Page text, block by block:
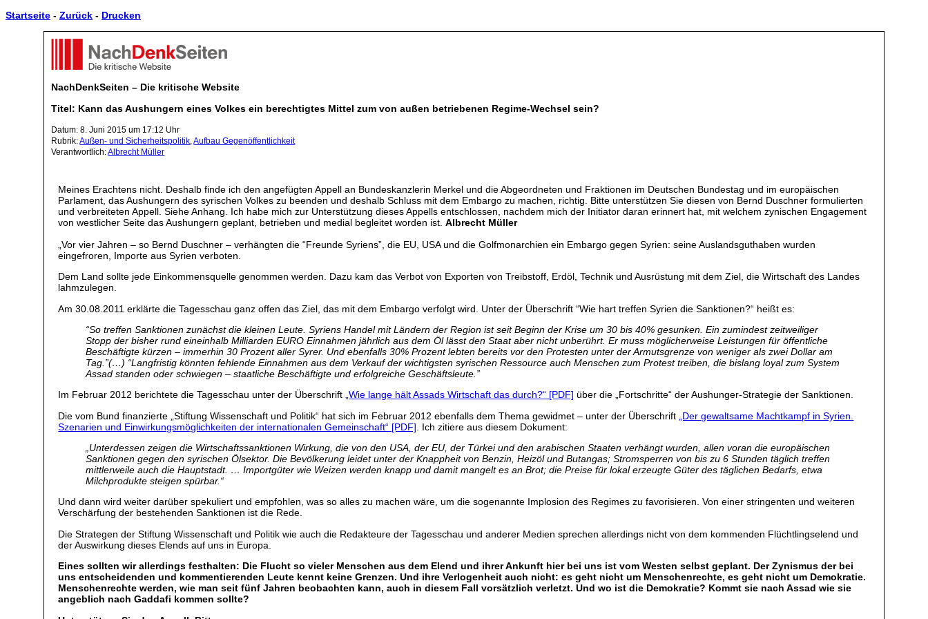
Startseite - Zurück - Drucken
NachDenkSeiten – Die kritische Website
Titel: Kann das Aushungern eines Volkes ein berechtigtes Mittel zum von außen betriebenen Regime-Wechsel sein?
Datum: 8. Juni 2015 um 17:12 Uhr
Rubrik:Außen- und Sicherheitspolitik,Aufbau Gegenöffentlichkeit
Verantwortlich:Albrecht Müller
Meines Erachtens nicht. Deshalb finde ich den angefügten Appell an Bundeskanzlerin Merkel und die Abgeordneten und Fraktionen im Deutschen Bundestag und im europäischen
Parlament, das Aushungern des syrischen Volkes zu beenden und deshalb Schluss mit dem Embargo zu machen, richtig. Bitte unterstützen Sie diesen von Bernd Duschner formulierten
und verbreiteten Appell. Siehe Anhang. Ich habe mich zur Unterstützung dieses Appells entschlossen, nachdem mich der Initiator daran erinnert hat, mit welchem zynischen Engagement
von westlicher Seite das Aushungern geplant, betrieben und medial begleitet worden ist.Albrecht Müller
„Vor vier Jahren – so Bernd Duschner – verhängten die “Freunde Syriens”, die EU, USA und die Golfmonarchien ein Embargo gegen Syrien: seine Auslandsguthaben wurden
eingefroren, Importe aus Syrien verboten.
Dem Land sollte jede Einkommensquelle genommen werden. Dazu kam das Verbot von Exporten von Treibstoff, Erdöl, Technik und Ausrüstung mit dem Ziel, die Wirtschaft des Landes
lahmzulegen.
Am 30.08.2011 erklärte die Tagesschau ganz offen das Ziel, das mit dem Embargo verfolgt wird. Unter der Überschrift “Wie hart treffen Syrien die Sanktionen?“ heißt es:
“So treffen Sanktionen zunächst die kleinen Leute. Syriens Handel mit Ländern der Region ist seit Beginn der Krise um 30 bis 40% gesunken. Ein zumindest zeitweiliger
Stopp der bisher rund eineinhalb Milliarden EURO Einnahmen jährlich aus dem Öl lässt den Staat aber nicht unberührt. Er muss möglicherweise Leistungen für öffentliche
Beschäftigte kürzen – immerhin 30 Prozent aller Syrer. Und ebenfalls 30% Prozent lebten bereits vor den Protesten unter der Armutsgrenze von weniger als zwei Dollar am
Tag.”(…) “Langfristig könnten fehlende Einnahmen aus dem Verkauf der wichtigsten syrischen Ressource auch Menschen zum Protest treiben, die bislang loyal zum System
Assad standen oder schwiegen – staatliche Beschäftigte und erfolgreiche Geschäftsleute.”
Im Februar 2012 berichtete die Tagesschau unter der Überschrift„Wie lange hält Assads Wirtschaft das durch?“ [PDF] über die „Fortschritte“ der Aushunger-Strategie der Sanktionen.
Die vom Bund finanzierte „Stiftung Wissenschaft und Politik“ hat sich im Februar 2012 ebenfalls dem Thema gewidmet – unter der Überschrift
„Der gewaltsame Machtkampf in Syrien.
Szenarien und Einwirkungsmöglichkeiten der internationalen Gemeinschaft“ [PDF] . Ich zitiere aus diesem Dokument:
„Unterdessen zeigen die Wirtschaftssanktionen Wirkung, die von den USA, der EU, der Türkei und den arabischen Staaten verhängt wurden, allen voran die europäischen
Sanktionen gegen den syrischen Ölsektor. Die Bevölkerung leidet unter der Knappheit von Benzin, Heizöl und Butangas; Stromsperren von bis zu 6 Stunden täglich treffen
mittlerweile auch die Hauptstadt. … Importgüter wie Weizen werden knapp und damit mangelt es an Brot; die Preise für lokal erzeugte Güter des täglichen Bedarfs, etwa
Milchprodukte steigen spürbar.“
Und dann wird weiter darüber spekuliert und empfohlen, was so alles zu machen wäre, um die sogenannte Implosion des Regimes zu favorisieren. Von einer stringenten und weiteren
Verschärfung der bestehenden Sanktionen ist die Rede.
Die Strategen der Stiftung Wissenschaft und Politik wie auch die Redakteure der Tagesschau und anderer Medien sprechen allerdings nicht von dem kommenden Flüchtlingselend und
der Auswirkung dieses Elends auf uns in Europa.
Eines sollten wir allerdings festhalten: Die Flucht so vieler Menschen aus dem Elend und ihrer Ankunft hier bei uns ist vom Westen selbst geplant. Der Zynismus der bei
uns entscheidenden und kommentierenden Leute kennt keine Grenzen. Und ihre Verlogenheit auch nicht: es geht nicht um Menschenrechte, es geht nicht um Demokratie.
Menschenrechte werden, wie man seit fünf Jahren beobachten kann, auch in diesem Fall vorsätzlich verletzt. Und wo ist die Demokratie? Kommt sie nach Assad wie sie
angeblich nach Gaddafi kommen sollte?